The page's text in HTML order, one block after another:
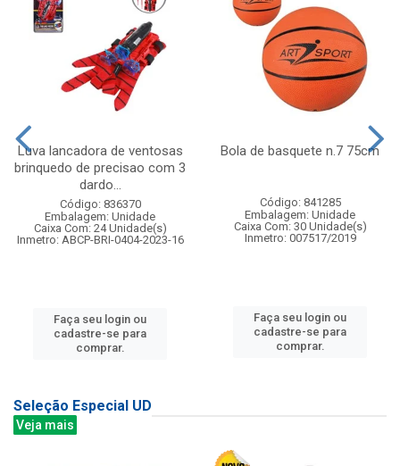
Luva lancadora de ventosas
brinquedo de precisao com 3
dardo...
Código: 836370
Embalagem: Unidade
Caixa Com: 24 Unidade(s)
Inmetro: ABCP-BRI-0404-2023-16
Faça seu login ou
cadastre-se para
comprar.
Bola de basquete n.7 75cm
Código: 841285
Embalagem: Unidade
Caixa Com: 30 Unidade(s)
Inmetro: 007517/2019
Faça seu login ou
cadastre-se para
comprar.
Seleção Especial UD
Veja mais